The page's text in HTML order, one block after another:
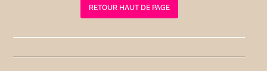
RETOUR HAUT DE PAGE